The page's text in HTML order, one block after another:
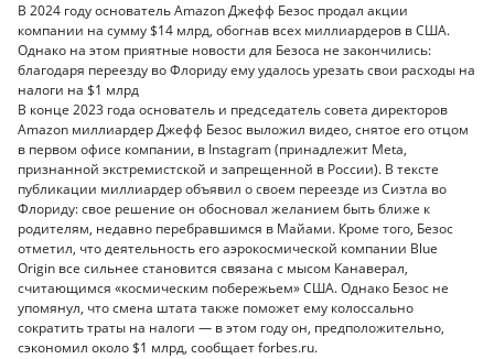
В 2024 году основатель Amazon Джефф Безос продал акции
компании на сумму $14 млрд, обогнав всех миллиардеров в США.
Однако на этом приятные новости для Безоса не закончились:
благодаря переезду во Флориду ему удалось урезать свои расходы на
налоги на $1 млрд
В конце 2023 года основатель и председатель совета директоров
Amazon миллиардер Джефф Безос выложил видео, снятое его отцом
в первом офисе компании, в Instagram (принадлежит Meta,
признанной экстремистской и запрещенной в России). В тексте
публикации миллиардер объявил о своем переезде из Сиэтла во
Флориду: свое решение он обосновал желанием быть ближе к
родителям, недавно перебравшимся в Майами. Кроме того, Безос
отметил, что деятельность его аэрокосмической компании Blue
Origin все сильнее становится связана с мысом Канаверал,
считающимся «космическим побережьем» США. Однако Безос не
упомянул, что смена штата также поможет ему колоссально
сократить траты на налоги — в этом году он, предположительно,
сэкономил около $1 млрд, сообщает forbes.ru.